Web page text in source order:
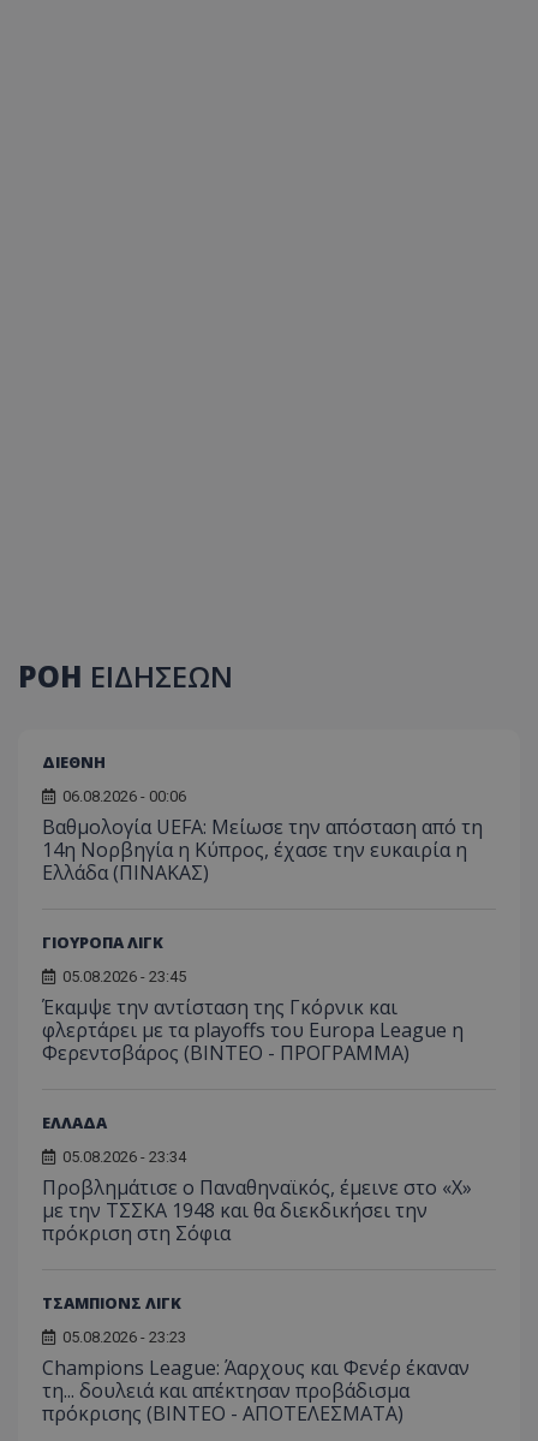
ΡΟΗ ΕΙΔΗΣΕΩΝ
ΔΙΕΘΝΗ
06.08.2026 - 00:06
Βαθμολογία UEFA: Μείωσε την απόσταση από τη
14η Νορβηγία η Κύπρος, έχασε την ευκαιρία η
Ελλάδα (ΠΙΝΑΚΑΣ)
ΓΙΟΥΡΟΠΑ ΛΙΓΚ
05.08.2026 - 23:45
Έκαμψε την αντίσταση της Γκόρνικ και
φλερτάρει με τα playoffs του Europa League η
Φερεντσβάρος (ΒΙΝΤΕΟ - ΠΡΟΓΡΑΜΜΑ)
ΕΛΛΑΔΑ
05.08.2026 - 23:34
Προβλημάτισε ο Παναθηναϊκός, έμεινε στο «Χ»
με την ΤΣΣΚΑ 1948 και θα διεκδικήσει την
πρόκριση στη Σόφια
ΤΣΑΜΠΙΟΝΣ ΛΙΓΚ
05.08.2026 - 23:23
Champions League: Άαρχους και Φενέρ έκαναν
τη... δουλειά και απέκτησαν προβάδισμα
πρόκρισης (ΒΙΝΤΕΟ - ΑΠΟΤΕΛΕΣΜΑΤΑ)